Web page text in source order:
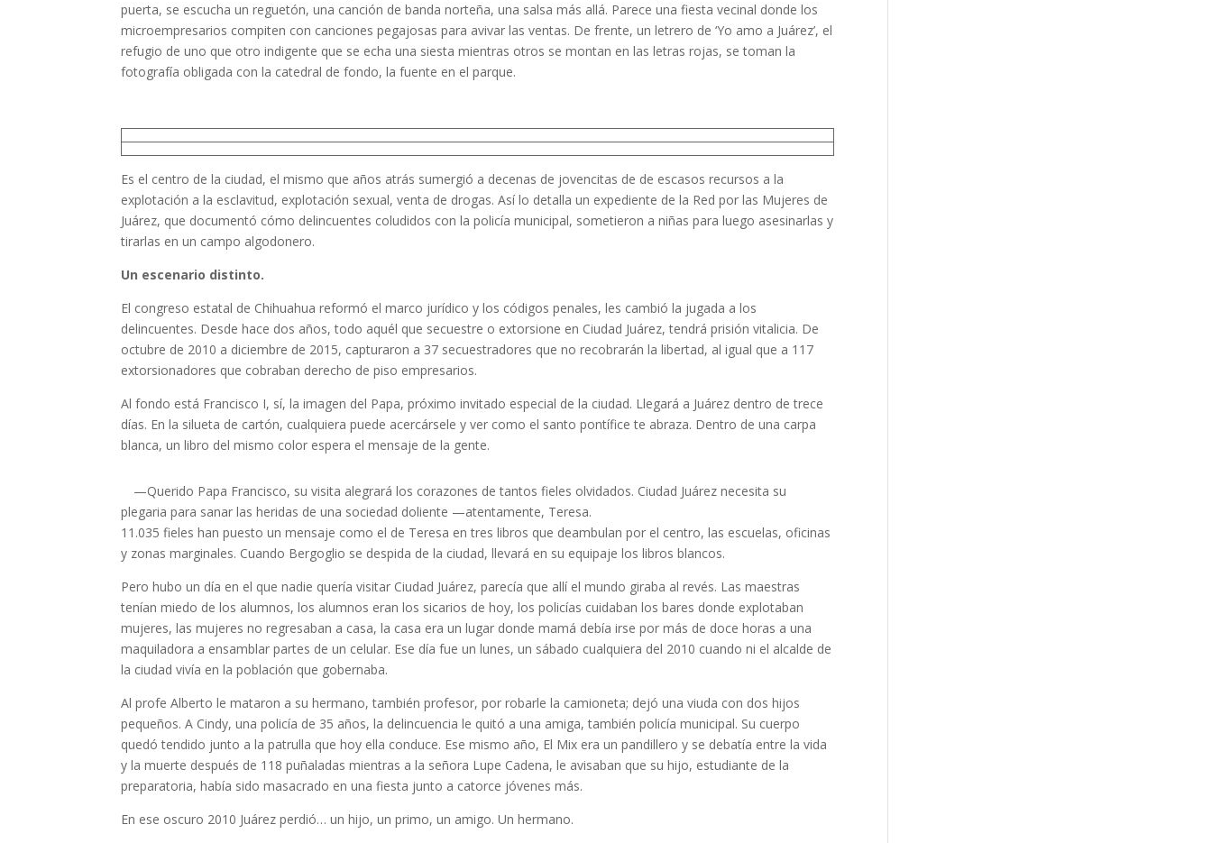
puerta, se escucha un reguetón, una canción de banda norteña, una salsa más allá. Parece una fiesta vecinal donde los
microempresarios compiten con canciones pegajosas para avivar las ventas. De frente, un letrero de ‘Yo amo a Juárez’, el
refugio de uno que otro indigente que se echa una siesta mientras otros se montan en las letras rojas, se toman la
fotografía obligada con la catedral de fondo, la fuente en el parque.
Es el centro de la ciudad, el mismo que años atrás sumergió a decenas de jovencitas de de escasos recursos a la
explotación a la esclavitud, explotación sexual, venta de drogas. Así lo detalla un expediente de la Red por las Mujeres de
Juárez, que documentó cómo delincuentes coludidos con la policía municipal, sometieron a niñas para luego asesinarlas y
tirarlas en un campo algodonero.
Un escenario distinto.
El congreso estatal de Chihuahua reformó el marco jurídico y los códigos penales, les cambió la jugada a los
delincuentes. Desde hace dos años, todo aquél que secuestre o extorsione en Ciudad Juárez, tendrá prisión vitalicia. De
octubre de 2010 a diciembre de 2015, capturaron a 37 secuestradores que no recobrarán la libertad, al igual que a 117
extorsionadores que cobraban derecho de piso empresarios.
Al fondo está Francisco I, sí, la imagen del Papa, próximo invitado especial de la ciudad. Llegará a Juárez dentro de trece
días. En la silueta de cartón, cualquiera puede acercársele y ver como el santo pontífice te abraza. Dentro de una carpa
blanca, un libro del mismo color espera el mensaje de la gente.
—Querido Papa Francisco, su visita alegrará los corazones de tantos fieles olvidados. Ciudad Juárez necesita su
plegaria para sanar las heridas de una sociedad doliente —atentamente, Teresa.
11.035 fieles han puesto un mensaje como el de Teresa en tres libros que deambulan por el centro, las escuelas, oficinas
y zonas marginales. Cuando Bergoglio se despida de la ciudad, llevará en su equipaje los libros blancos.
Pero hubo un día en el que nadie quería visitar Ciudad Juárez, parecía que allí el mundo giraba al revés. Las maestras
tenían miedo de los alumnos, los alumnos eran los sicarios de hoy, los policías cuidaban los bares donde explotaban
mujeres, las mujeres no regresaban a casa, la casa era un lugar donde mamá debía irse por más de doce horas a una
maquiladora a ensamblar partes de un celular. Ese día fue un lunes, un sábado cualquiera del 2010 cuando ni el alcalde de
la ciudad vivía en la población que gobernaba.
Al profe Alberto le mataron a su hermano, también profesor, por robarle la camioneta; dejó una viuda con dos hijos
pequeños. A Cindy, una policía de 35 años, la delincuencia le quitó a una amiga, también policía municipal. Su cuerpo
quedó tendido junto a la patrulla que hoy ella conduce. Ese mismo año, El Mix era un pandillero y se debatía entre la vida
y la muerte después de 118 puñaladas mientras a la señora Lupe Cadena, le avisaban que su hijo, estudiante de la
preparatoria, había sido masacrado en una fiesta junto a catorce jóvenes más.
En ese oscuro 2010 Juárez perdió… un hijo, un primo, un amigo. Un hermano.